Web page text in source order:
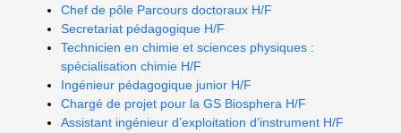
Chef de pôle Parcours doctoraux H/F
Secretariat pédagogique H/F
Technicien en chimie et sciences physiques :
spécialisation chimie H/F
Ingénieur pédagogique junior H/F
Chargé de projet pour la GS Biosphera H/F
Assistant ingénieur d’exploitation d’instrument H/F